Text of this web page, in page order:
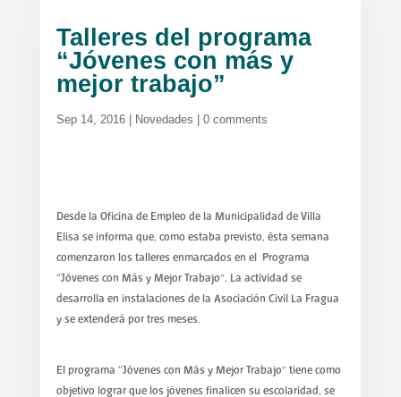
Talleres del programa
“Jóvenes con más y
mejor trabajo”
Sep 14, 2016| Novedades 0 comments
Desde la Oficina de Empleo de la Municipalidad de Villa
Elisa se informa que, como estaba previsto, ésta semana
comenzaron los talleres enmarcados en el Programa
“Jóvenes con Más y Mejor Trabajo”. La actividad se
desarrolla en instalaciones de la Asociación Civil La Fragua
y se extenderá por tres meses.
El programa “Jóvenes con Más y Mejor Trabajo” tiene como
objetivo lograr que los jóvenes finalicen su escolaridad, se